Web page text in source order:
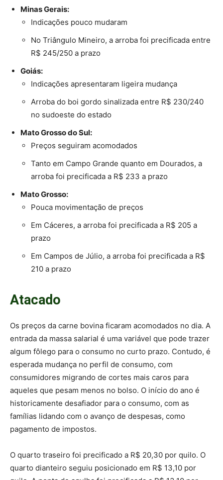
Minas Gerais:
Indicações pouco mudaram
No Triângulo Mineiro, a arroba foi precificada entre
R$ 245/250 a prazo
Goiás:
Indicações apresentaram ligeira mudança
Arroba do boi gordo sinalizada entre R$ 230/240
no sudoeste do estado
Mato Grosso do Sul:
Preços seguiram acomodados
Tanto em Campo Grande quanto em Dourados, a
arroba foi precificada a R$ 233 a prazo
Mato Grosso:
Pouca movimentação de preços
Em Cáceres, a arroba foi precificada a R$ 205 a
prazo
Em Campos de Júlio, a arroba foi precificada a R$
210 a prazo
Atacado
Os preços da carne bovina ficaram acomodados no dia. A
entrada da massa salarial é uma variável que pode trazer
algum fôlego para o consumo no curto prazo. Contudo, é
esperada mudança no perfil de consumo, com
consumidores migrando de cortes mais caros para
aqueles que pesam menos no bolso. O início do ano é
historicamente desafiador para o consumo, com as
famílias lidando com o avanço de despesas, como
pagamento de impostos.
O quarto traseiro foi precificado a R$ 20,30 por quilo. O
quarto dianteiro seguiu posicionado em R$ 13,10 por